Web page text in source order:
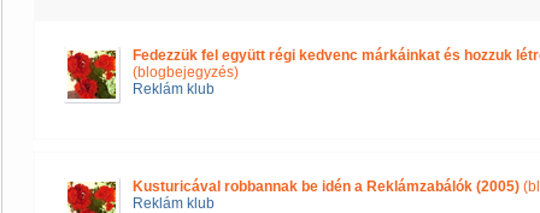
Fedezzük fel együtt régi kedvenc márkáinkat és hozzuk
(blogbejegyzés)
Reklám klub
Kusturicával robbannak be idén a Reklámzabálók (2005)
Reklám klub